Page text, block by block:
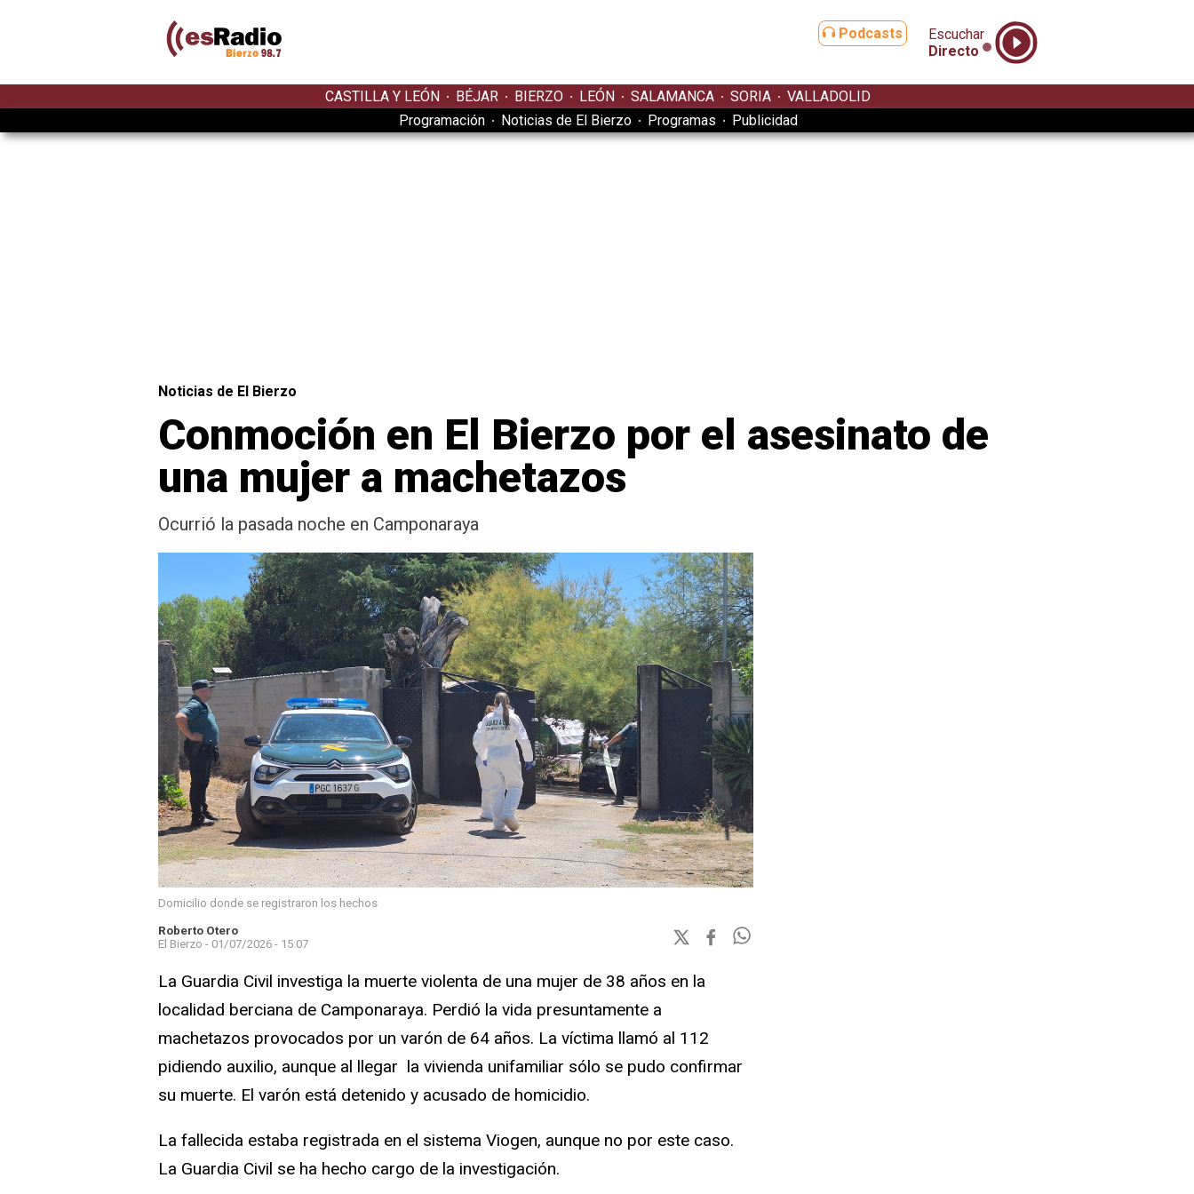
Podcasts
Escuchar
Directo
CASTILLA Y LEÓN BÉJAR BIERZO LEÓN SALAMANCA SORIA
VALLADOLID
Programación
Noticias de El Bierzo Programas Publicidad
Noticias de El Bierzo
Conmoción en El Bierzo por el asesinato de
una mujer a machetazos
Ocurrió la pasada noche en Camponaraya
Domicilio donde se registraron los hechos
Roberto Otero
El Bierzo - 01/07/2026 - 15:07
La Guardia Civil investiga la muerte violenta de una mujer de 38 años en la
localidad berciana de Camponaraya. Perdió la vida presuntamente a
machetazos provocados por un varón de 64 años. La víctima llamó al 112
pidiendo auxilio, aunque al llegar la vivienda unifamiliar sólo se pudo confirmar
su muerte. El varón está detenido y acusado de homicidio.
La fallecida estaba registrada en el sistema Viogen, aunque no por este caso.
La Guardia Civil se ha hecho cargo de la investigación.